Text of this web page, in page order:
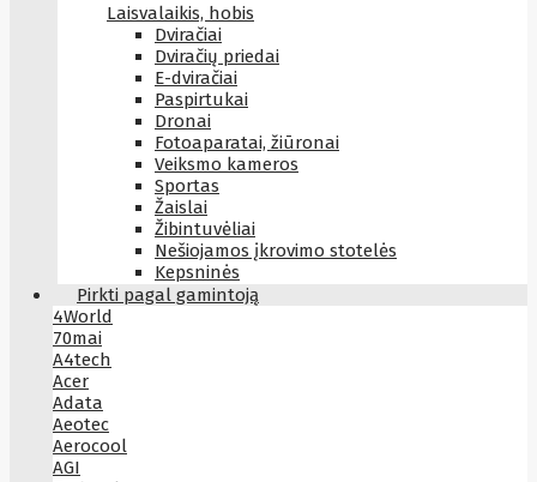
Laisvalaikis, hobis
Dviračiai
Dviračių priedai
E-dviračiai
Paspirtukai
Dronai
Fotoaparatai, žiūronai
Veiksmo kameros
Sportas
Žaislai
Žibintuvėliai
Nešiojamos įkrovimo stotelės
Kepsninės
Pirkti pagal gamintoją
4World
70mai
A4tech
Acer
Adata
Aeotec
Aerocool
AGI